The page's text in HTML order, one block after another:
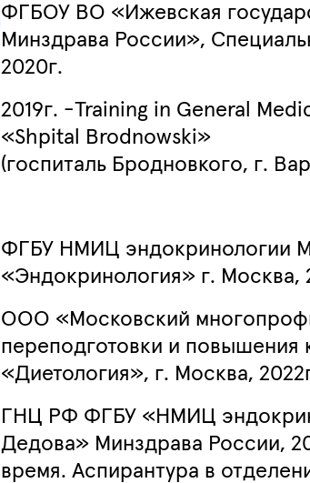
ФГБОУ ВО «Ижевская
Минздрава России»,
2020г.
2019г. -Training in General
«Shpital Brodnowski»
(госпиталь Бродновкого, г.
ФГБУ НМИЦ эндокринологии
«Эндокринология» г. Москва,
ООО «Московский
переподготовки и повышения
«Диетология», г. Москва,
ГНЦ РФ ФГБУ «НМИЦ
Дедова» Минздрава России,
время. Аспирантура в